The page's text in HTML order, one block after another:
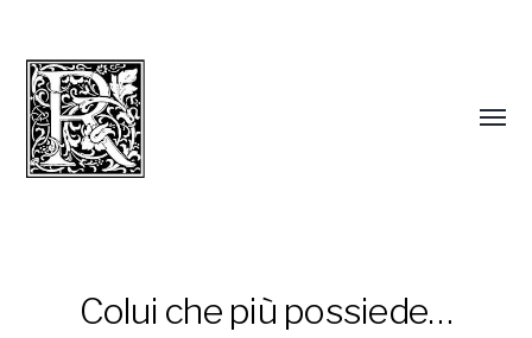
Colui che più possiede…